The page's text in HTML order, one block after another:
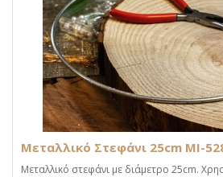
Μεταλλικό Στεφάνι 25cm MI-
Μεταλλικό στεφάνι με διάμετρο 25cm.